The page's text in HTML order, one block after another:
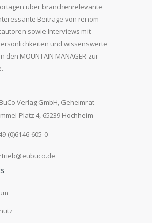
über branchenrelevante
Beiträge von renom
sowie Interviews mit
und wissenswerte
den MOUNTAIN MANAGER zur
Verlag GmbH, Geheimrat-
Platz 4, 65239 Hochheim
(0)6146-605-0